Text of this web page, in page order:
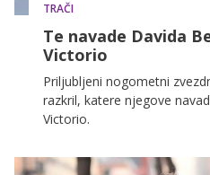
TRAČI
Te navade Davida
Victorio
Priljubljeni nogometni
razkril, katere njegove
Victorio.